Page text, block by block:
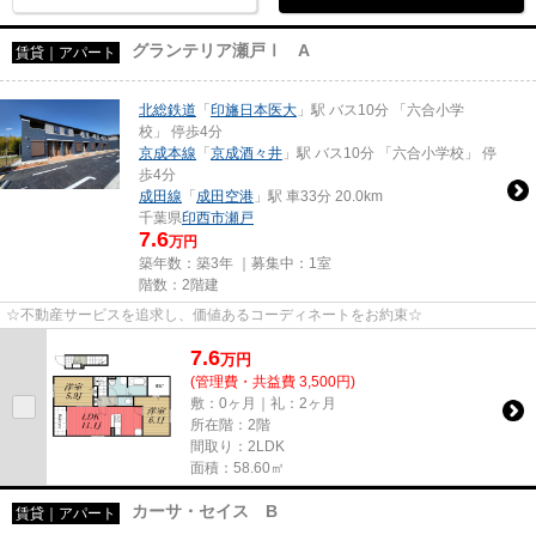
賃貸｜アパート グランテリア瀬戸Ⅰ A
北総鉄道 「印旛日本医大 」駅 バス10分 「六合小学
校」 停歩4分
京成本線 「京成酒々井 」駅 バス10分 「六合小学校」 停
歩4分
成田線 「成田空港 」駅 車33分 20.0km
千葉県印西市瀬戸
7.6万円
築年数：築3年 ｜募集中： 1室
階数：2階建
☆不動産サービスを追求し、価値あるコーディネートをお約束☆
7.6万円
(管理費・共益費 3,500円)
敷：0ヶ月｜礼：2ヶ月
所在階：2階
間取り：2LDK
面積：58.60㎡
賃貸｜アパート カーサ・セイス B